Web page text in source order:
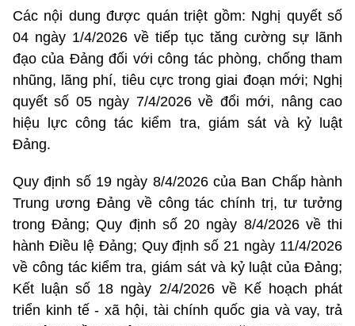
Các nội dung được quán triệt gồm: Nghị quyết số
04 ngày 1/4/2026 về tiếp tục tăng cường sự lãnh
đạo của Đảng đối với công tác phòng, chống tham
nhũng, lãng phí, tiêu cực trong giai đoạn mới; Nghị
quyết số 05 ngày 7/4/2026 về đổi mới, nâng cao
hiệu lực công tác kiểm tra, giám sát và kỷ luật
Đảng.
Quy định số 19 ngày 8/4/2026 của Ban Chấp hành
Trung ương Đảng về công tác chính trị, tư tưởng
trong Đảng; Quy định số 20 ngày 8/4/2026 về thi
hành Điều lệ Đảng; Quy định số 21 ngày 11/4/2026
về công tác kiểm tra, giám sát và kỷ luật của Đảng;
Kết luận số 18 ngày 2/4/2026 về Kế hoạch phát
triển kinh tế - xã hội, tài chính quốc gia và vay, trả